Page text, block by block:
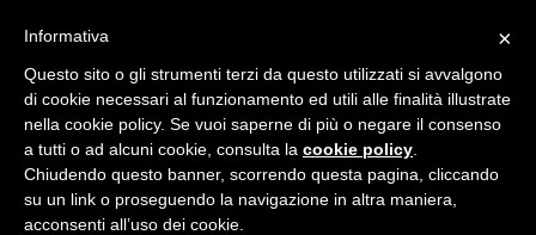
×
Informativa
Questo sito o gli strumenti terzi da questo utilizzati si avvalgono
di cookie necessari al funzionamento ed utili alle finalità illustrate
nella cookie policy. Se vuoi saperne di più o negare il consenso
a tutti o ad alcuni cookie, consulta la cookie policy
Chiudendo questo banner, scorrendo questa pagina, cliccando
su un link o proseguendo la navigazione in altra maniera,
acconsenti all’uso dei cookie.